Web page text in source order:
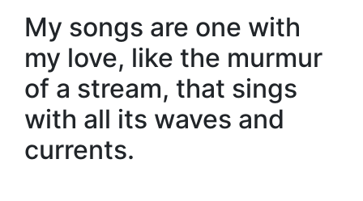
My songs are one with
my love, like the murmur
of a stream, that sings
with all its waves and
currents.